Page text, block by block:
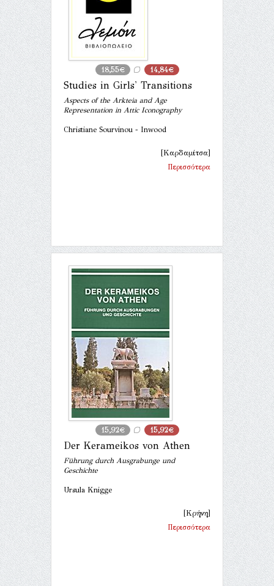
18,55€ 14,84€
Studies in Girls' Transitions
Aspects of the Arkteia and Age
Representation in Attic Iconography
Christiane Sourvinou - Inwood
[Καρδαμίτσα]
Περισσότερα
15,92€ 15,92€
Der Kerameikos von Athen
Führung durch Ausgrabunge und
Geschichte
Ursula Knigge
[Κρήνη]
Περισσότερα